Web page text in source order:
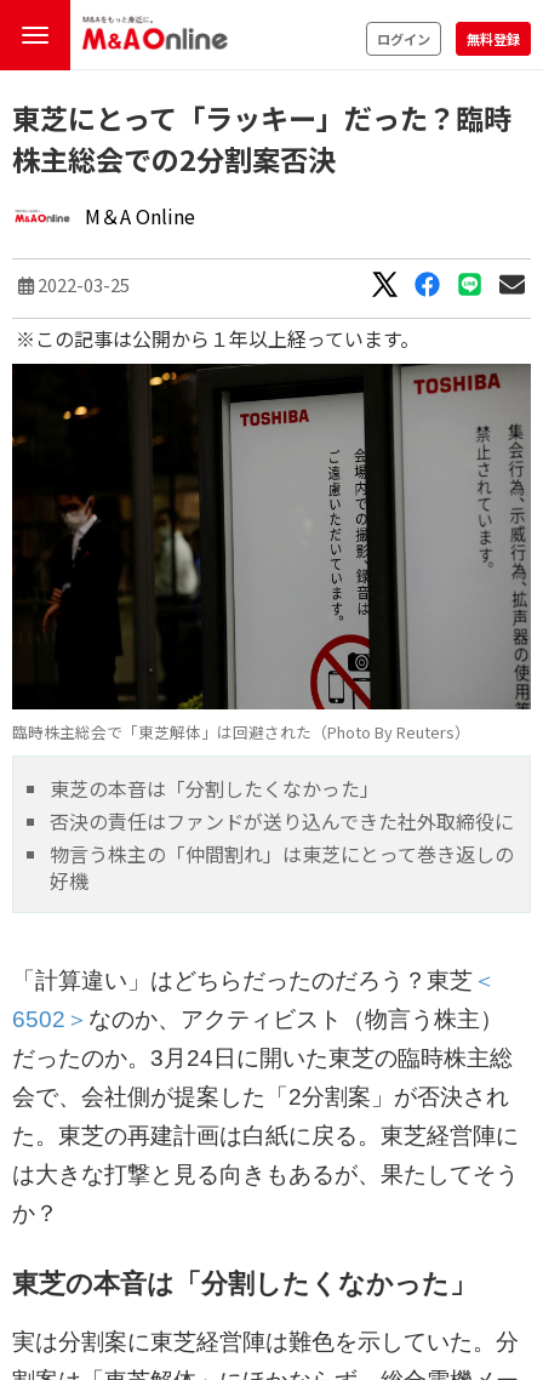
ログイン 無料登録
東芝にとって「ラッキー」だった？臨時
株主総会での2分割案否決
M＆A Online
2022-03-25
※この記事は公開から１年以上経っています。
臨時株主総会で「東芝解体」は回避された（Photo By Reuters）
東芝の本音は「分割したくなかった」
否決の責任はファンドが送り込んできた社外取締役に
物言う株主の「仲間割れ」は東芝にとって巻き返しの
好機
「計算違い」はどちらだったのだろう？東芝 ＜
6502＞ なのか、アクティビスト（物言う株主）
だったのか。3月24日に開いた東芝の臨時株主総
会で、会社側が提案した「2分割案」が否決され
た。東芝の再建計画は白紙に戻る。東芝経営陣に
は大きな打撃と見る向きもあるが、果たしてそう
か？
東芝の本音は「分割したくなかった 」
実は分割案に東芝経営陣は難色を示していた。分